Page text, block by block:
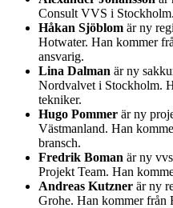
Consult VVS i
Håkan Sjöblom är ny
Hotwater. Han kommer
ansvarig.
Lina Dalman är ny
Nordvalvet i Stockholm.
tekniker.
Hugo Pommer är ny
Västmanland. Han
bransch.
Fredrik Boman är ny
Projekt Team. Han
Andreas Kutzner är ny
Grohe. Han kommer från